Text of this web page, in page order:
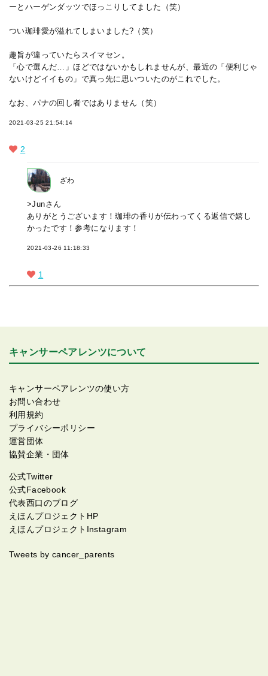
ーとハーゲンダッツでほっこりしてました（笑）
つい珈琲愛が溢れてしまいました?（笑）
趣旨が違っていたらスイマセン。
「心で選んだ…」ほどではないかもしれませんが、最近の「便利じゃ
ないけどイイもの」で真っ先に思いついたのがこれでした。
なお、パナの回し者ではありません（笑）
2021-03-25 21:54:14
2
ざわ
>Junさん
ありがとうございます！珈琲の香りが伝わってくる返信で嬉し
かったです！参考になります！
2021-03-26 11:18:33
1
キャンサーペアレンツについて
キャンサーペアレンツの使い方
お問い合わせ
利用規約
プライバシーポリシー
運営団体
協賛企業・団体
公式Twitter
公式Facebook
代表西口のブログ
えほんプロジェクトHP
えほんプロジェクトInstagram
Tweets by cancer_parents